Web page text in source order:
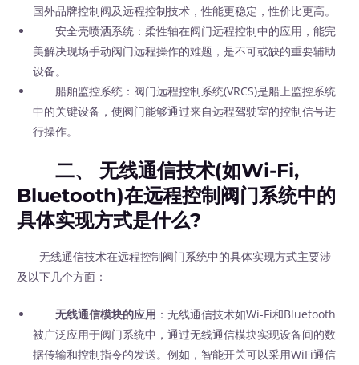
国外品牌控制阀及远程控制技术，性能更稳定，性价比更高。
安全壳喷洒系统：柔性轴在阀门远程控制中的应用，能完
美解决现场手动阀门远程操作的难题，是不可或缺的重要辅助
设备。
船舶监控系统：阀门远程控制系统(VRCS)是船上监控系统
中的关键设备，使阀门能够通过来自远程驾驶室的控制信号进
行操作。
二、 无线通信技术(如Wi-Fi,
Bluetooth)在远程控制阀门系统中的
具体实现方式是什么?
无线通信技术在远程控制阀门系统中的具体实现方式主要涉
及以下几个方面：
无线通信模块的应用 ：无线通信技术如Wi-Fi和Bluetooth
被广泛应用于阀门系统中，通过无线通信模块实现设备间的数
据传输和控制指令的发送。例如，智能开关可以采用WiFi通信